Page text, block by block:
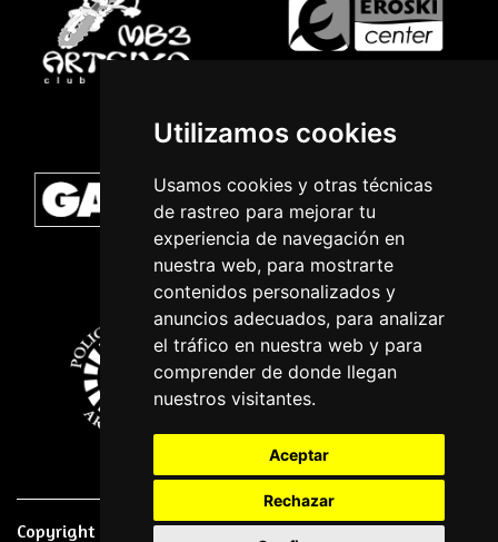
Utilizamos cookies
Usamos cookies y otras técnicas
de rastreo para mejorar tu
experiencia de navegación en
nuestra web, para mostrarte
contenidos personalizados y
anuncios adecuados, para analizar
el tráfico en nuestra web y para
comprender de donde llegan
nuestros visitantes.
Aceptar
Rechazar
Copyright © 2026 | Powered byCCNorte Desarrollo|Nota